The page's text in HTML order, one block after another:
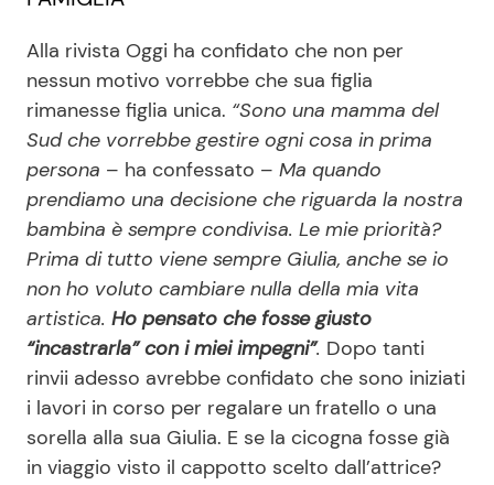
Disclaimer e Privacy
Redazione
Contattaci
Pubblicità
Privacy Policy
Alla rivista Oggi ha confidato che non per
nessun motivo vorrebbe che sua figlia
rimanesse figlia unica. “Sono una mamma del
Sud che vorrebbe gestire ogni cosa in prima
persona – ha confessato – Ma quando
prendiamo una decisione che riguarda la nostra
bambina è sempre condivisa. Le mie priorità?
Prima di tutto viene sempre Giulia, anche se io
non ho voluto cambiare nulla della mia vita
artistica. Ho pensato che fosse giusto
“incastrarla” con i miei impegni”. Dopo tanti
rinvii adesso avrebbe confidato che sono iniziati
i lavori in corso per regalare un fratello o una
sorella alla sua Giulia. E se la cicogna fosse già
in viaggio visto il cappotto scelto dall’attrice?